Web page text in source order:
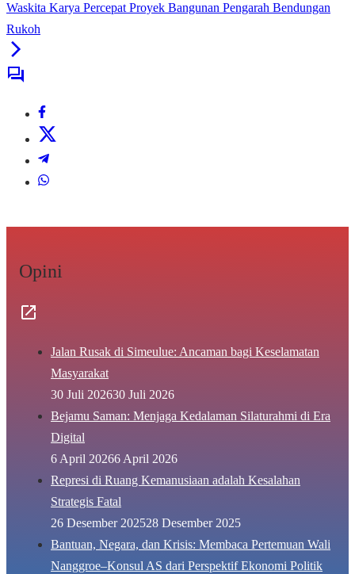
Waskita Karya Percepat Proyek Bangunan Pengarah Bendungan
Rukoh
Opini
Jalan Rusak di Simeulue: Ancaman bagi Keselamatan
Masyarakat
30 Juli 202630 Juli 2026
Bejamu Saman: Menjaga Kedalaman Silaturahmi di Era
Digital
6 April 20266 April 2026
Represi di Ruang Kemanusiaan adalah Kesalahan
Strategis Fatal
26 Desember 202528 Desember 2025
Bantuan, Negara, dan Krisis: Membaca Pertemuan Wali
Nanggroe–Konsul AS dari Perspektif Ekonomi Politik